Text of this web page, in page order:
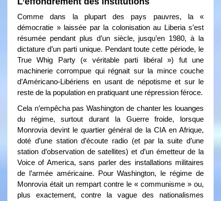
Comme dans la plupart des pays pauvres, la «
démocratie » laissée par la colonisation au Liberia s’est
résumée pendant plus d’un siècle, jusqu’en 1980, à la
dictature d’un parti unique. Pendant toute cette période, le
True Whig Party (« véritable parti libéral ») fut une
machinerie corrompue qui régnait sur la mince couche
d’Américano-Libériens en usant de népotisme et sur le
reste de la population en pratiquant une répression féroce.
Cela n’empêcha pas Washington de chanter les louanges
du régime, surtout durant la Guerre froide, lorsque
Monrovia devint le quartier général de la CIA en Afrique,
doté d’une station d’écoute radio (et par la suite d’une
station d’observation de satellites) et d’un émetteur de la
Voice of America, sans parler des installations militaires
de l’armée américaine. Pour Washington, le régime de
Monrovia était un rempart contre le « communisme » ou,
plus exactement, contre la vague des nationalismes